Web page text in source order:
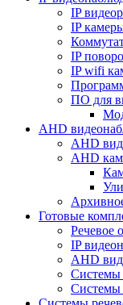
IP
IP
IP
IP wifi
ПО для
AHD
AHD
AHD
Готовые
Речевое
IP
AHD
Системы
Системы